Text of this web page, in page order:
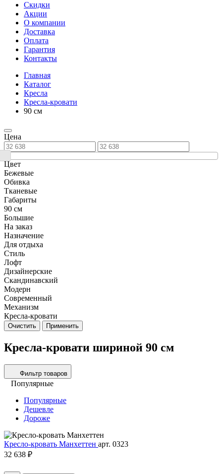
Скидки
Акции
О компании
Доставка
Оплата
Гарантия
Контакты
Главная
Каталог
Кресла
Кресла-кровати
90 см
Цена
Цвет
Бежевые
Обивка
Тканевые
Габариты
90 см
Большие
На заказ
Назначение
Для отдыха
Стиль
Лофт
Дизайнерские
Скандинавский
Модерн
Современный
Механизм
Кресла-кровати
Очистить Применить
Кресла-кровати шириной 90 см
Фильтр товаров
Популярные
Популярные
Дешевле
Дороже
Кресло-кровать Манхеттен арт. 0323
32 638 ₽